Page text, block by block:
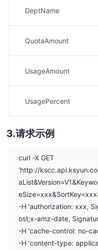
DeptName
QuotaAmount
UsageAmount
UsagePercent
请求示例
curl -X GET
'http://
-H 'authorization: xxx,
ost;x-amz-date,
-H 'cache-control: no-
-H 'content-type: